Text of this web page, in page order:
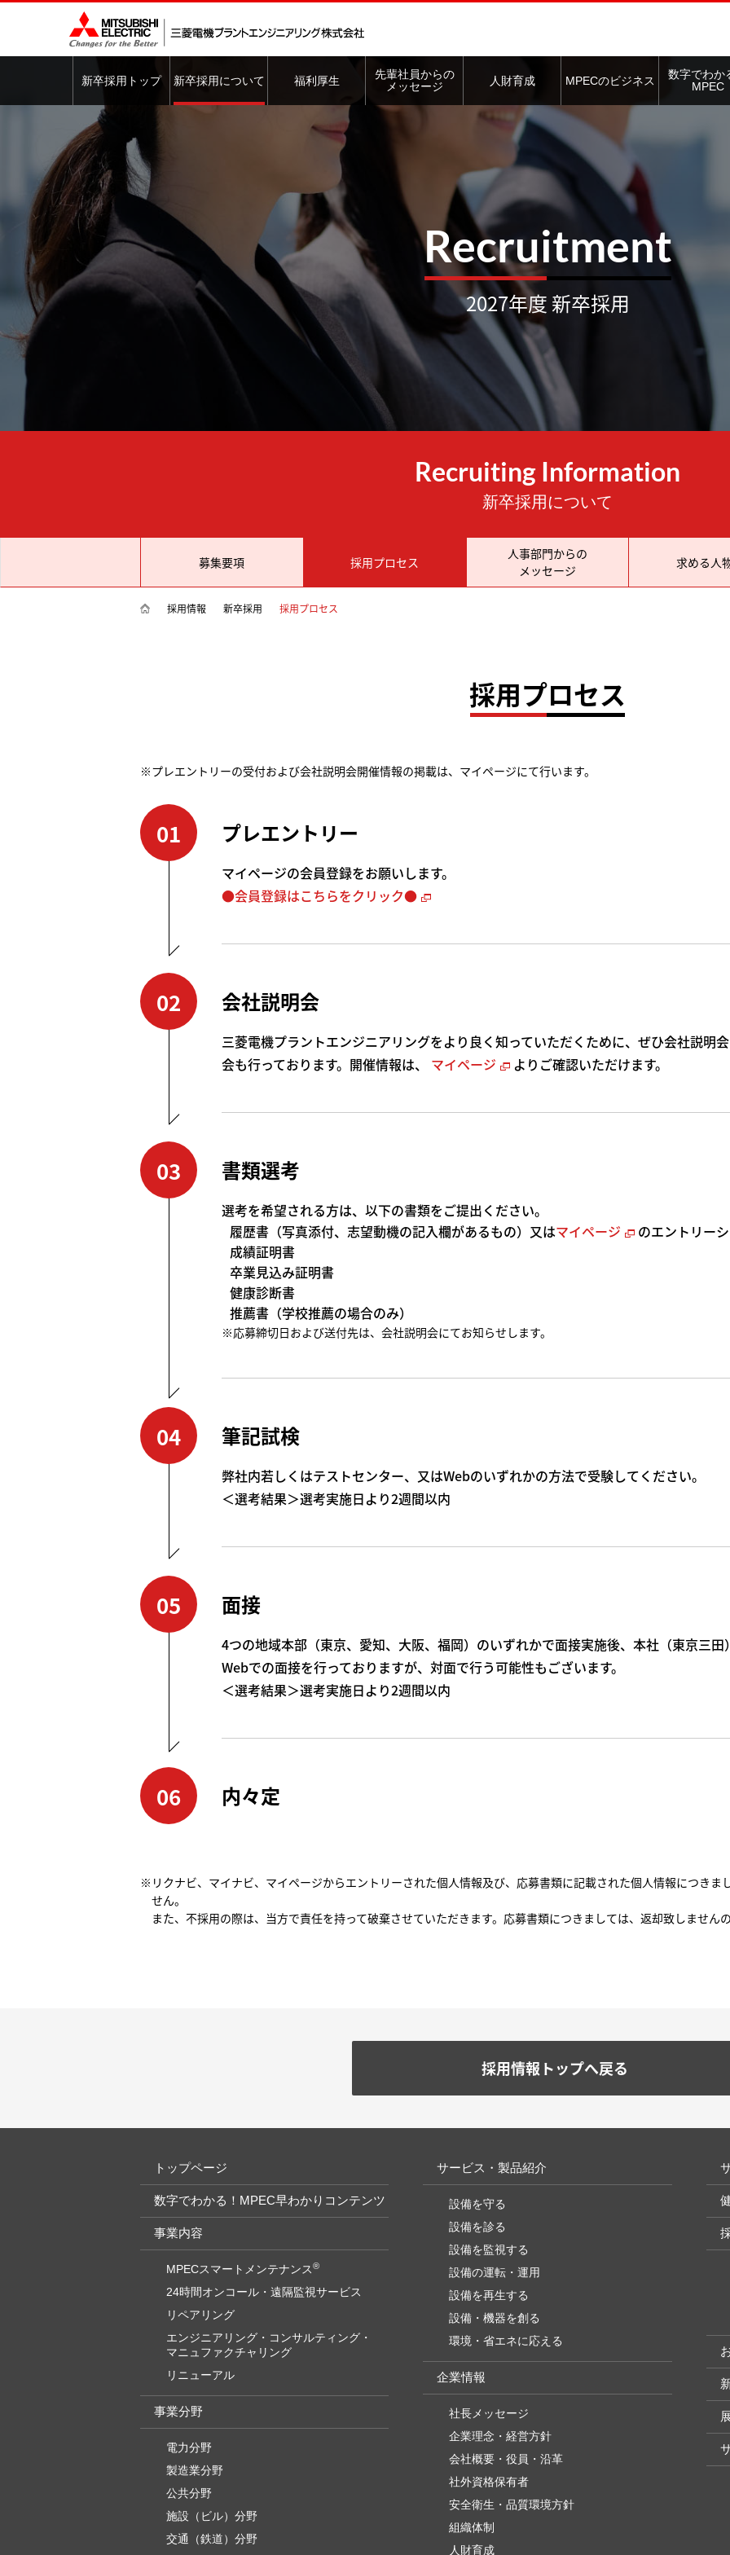
新卒採用トップ 新卒採用について 福利厚生
先輩社員からの
メッセージ
人財育成 MPECのビジネス
数字でわか
MPEC
Recruitment
2027年度 新卒採用
Recruiting Information
新卒採用について
募集要項 採用プロセス
人事部門からの
メッセージ
求める人
採用情報 新卒採用 採用プロセス
採用プロセス
※プレエントリーの受付および会社説明会開催情報の掲載は、マイページにて行います。
01 プレエントリー
マイページの会員登録をお願いします。
●会員登録はこちらをクリック●
02 会社説明会
三菱電機プラントエンジニアリングをより良く知っていただくために、ぜひ会社説明
会も行っております。開催情報は、 マイページ よりご確認いただけます。
03 書類選考
選考を希望される方は、以下の書類をご提出ください。
履歴書（写真添付、志望動機の記入欄があるもの）又はマイページ
のエントリー
成績証明書
卒業見込み証明書
健康診断書
推薦書（学校推薦の場合のみ）
※応募締切日および送付先は、会社説明会にてお知らせします。
04 筆記試検
弊社内若しくはテストセンター、又はWebのいずれかの方法で受験してください。
＜選考結果＞選考実施日より2週間以内
05 面接
4つの地域本部（東京、愛知、大阪、福岡）のいずれかで面接実施後、本社（東京三
Webでの面接を行っておりますが、対面で行う可能性もございます。
＜選考結果＞選考実施日より2週間以内
06 内々定
※リクナビ、マイナビ、マイページからエントリーされた個人情報及び、応募書類に記載された個人情報につきま
せん。
また、不採用の際は、当方で責任を持って破棄させていただきます。応募書類につきましては、返却致しません
採用情報トップへ戻る
トップページ
数字でわかる！MPEC早わかりコンテンツ
事業内容
MPECスマートメンテナンス®
24時間オンコール・遠隔監視サービス
リペアリング
エンジニアリング・コンサルティング・
マニュファクチャリング
リニューアル
事業分野
電力分野
製造業分野
公共分野
施設（ビル）分野
交通（鉄道）分野
サービス・製品紹介
設備を守る
設備を診る
設備を監視する
設備の運転・運用
設備を再生する
設備・機器を創る
環境・省エネに応える
企業情報
社長メッセージ
企業理念・経営方針
会社概要・役員・沿革
社外資格保有者
安全衛生・品質環境方針
組織体制
人財育成